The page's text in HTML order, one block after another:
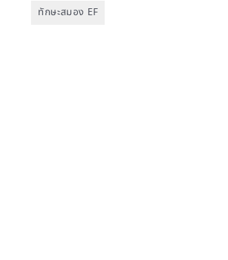
ทักษะสมอง EF